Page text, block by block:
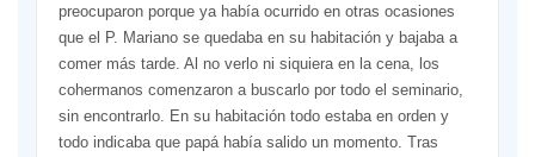
preocuparon porque ya había ocurrido en otras ocasiones
que el P. Mariano se quedaba en su habitación y bajaba a
comer más tarde. Al no verlo ni siquiera en la cena, los
cohermanos comenzaron a buscarlo por todo el seminario,
sin encontrarlo. En su habitación todo estaba en orden y
todo indicaba que papá había salido un momento. Tras